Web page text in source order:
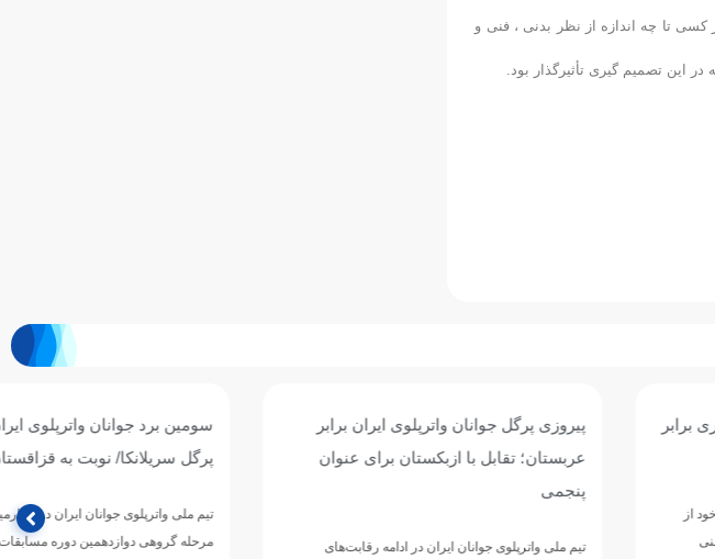
کسی تا چه اندازه از نظر بدنی ، فنی و
این تصمیم گیری تأثیرگذار بود.
پیروزی پرگل جوانان واترپلوی ایران برابر
عربستان؛ تقابل با ازبکستان برای عنوان
تیم ملی واترپلوی جوانان ایران در ادامه رقابت‌های
سومین برد جوانان واترپلوی ایران با شکست
پرگل سریلانکا/ نوبت به قزاقستان رسید
تیم ملی واترپلوی جوانان ایران در چهارمین دیدار خود از
مرحله گروهی دوازدهمین دوره مسابقات قهرمانی